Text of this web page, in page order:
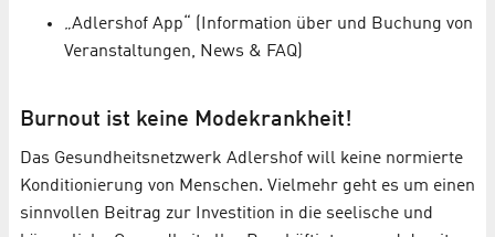
„Adlershof App“ (Information über und Buchung von
Veranstaltungen, News & FAQ)
Burnout ist keine Modekrankheit!
Das Gesundheitsnetzwerk Adlershof will keine normierte
Konditionierung von Menschen. Vielmehr geht es um einen
sinnvollen Beitrag zur Investition in die seelische und